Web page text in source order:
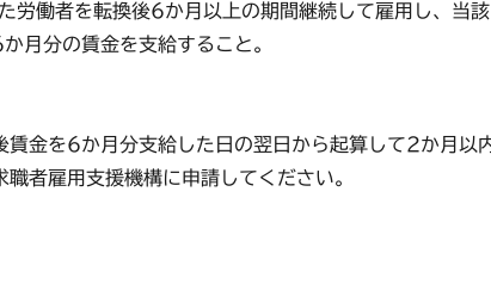
労働者を転換後6か月以上の期間継続して雇用し、当該
月分の賃金を支給すること。
金を6か月分支給した日の翌日から起算して2か月以
者雇用支援機構に申請してください。